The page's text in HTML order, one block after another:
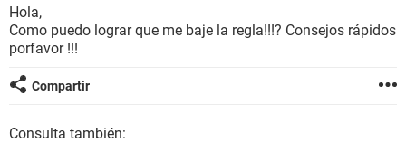
BIENESTAR
Hola,
Como puedo lograr que me baje la regla!!!? Consejos rápidos
porfavor !!!
Compartir
Consulta también: